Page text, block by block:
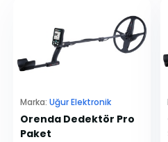
Marka: Uğur Elektronik
Orenda Dedektör Pro
Paket